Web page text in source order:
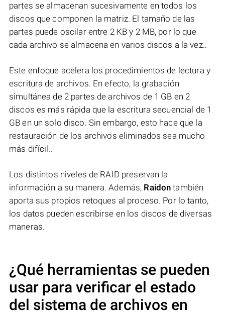
partes se almacenan sucesivamente en todos los
discos que componen la matriz. El tamaño de las
partes puede oscilar entre 2 KB y 2 MB, por lo que
cada archivo se almacena en varios discos a la vez..
Este enfoque acelera los procedimientos de lectura y
escritura de archivos. En efecto, la grabación
simultánea de 2 partes de archivos de 1 GB en 2
discos es más rápida que la escritura secuencial de 1
GB en un solo disco. Sin embargo, esto hace que la
restauración de los archivos eliminados sea mucho
más difícil..
Los distintos niveles de RAID preservan la
información a su manera. Además, Raidon también
aporta sus propios retoques al proceso. Por lo tanto,
los datos pueden escribirse en los discos de diversas
maneras.
¿Qué herramientas se pueden
usar para verificar el estado
del sistema de archivos en